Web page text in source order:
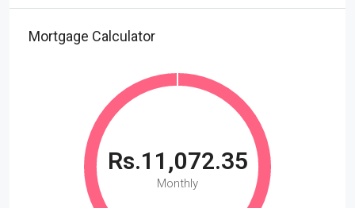
Mortgage Calculator
Rs.11,072.35
Monthly